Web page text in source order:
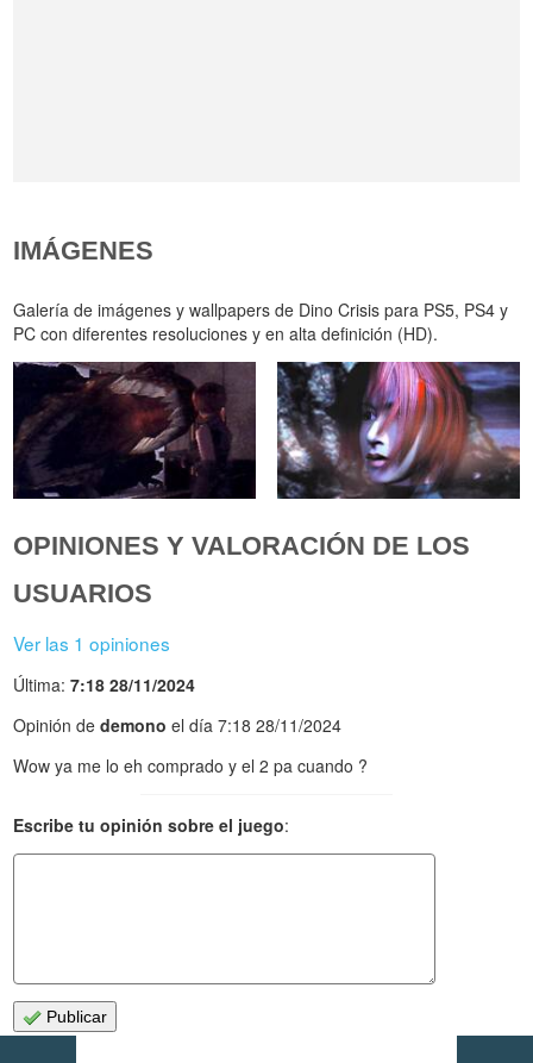
IMÁGENES
Galería de imágenes y wallpapers de Dino Crisis para PS5, PS4 y
PC con diferentes resoluciones y en alta definición (HD).
OPINIONES Y VALORACIÓN DE LOS
USUARIOS
Ver las 1 opiniones
Última:7:18 28/11/2024
Opinión dedemono el día 7:18 28/11/2024
Wow ya me lo eh comprado y el 2 pa cuando ?
Escribe tu opinión sobre el juego:
Publicar